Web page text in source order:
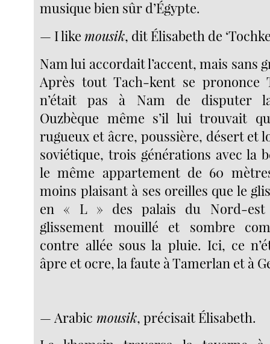
musique bien sûr d’Égypte.
— I likemousik, dit Élisabeth de
Nam lui accordait l’accent, mais sans
Après tout Tach-kent se prononce
n’était pas à Nam de disputer
Ouzbèque même s’il lui trouvait
rugueux et âcre, poussière, désert et
soviétique, trois générations avec la
le même appartement de 60
moins plaisant à ses oreilles que le
en « L » des palais du Nord-est
glissement mouillé et sombre
contre allée sous la pluie. Ici, ce
âpre et ocre, la faute à Tamerlan et à
— Arabic mousik, précisait Élisabeth.